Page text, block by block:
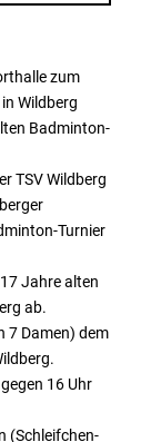
zum
Wildberg
Badminton-
TSV Wildberg
Turnier
Jahre alten
ab.
7 Damen) dem
16 Uhr
(Schleifchen-